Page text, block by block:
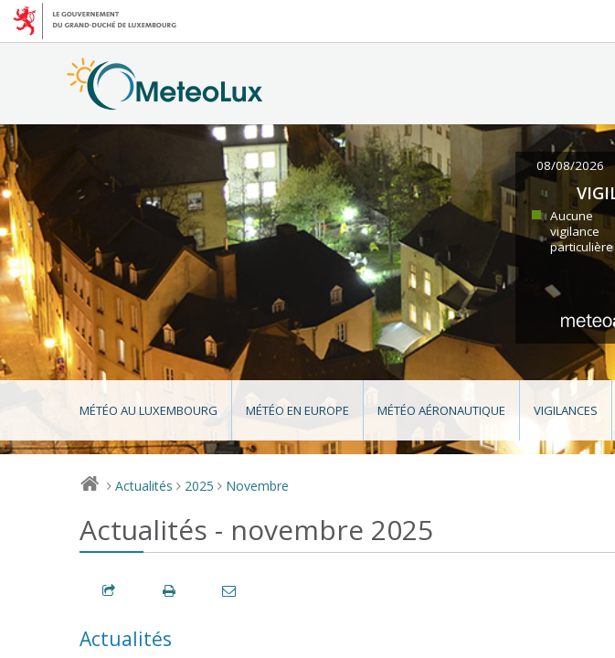
08/08/2026
Aucune
vigilance
particulière
MÉTÉO AU LUXEMBOURG MÉTÉO EN EUROPE MÉTÉO AÉRONAUTIQUE VIGILANCES
> Actualités > 2025 > Novembre
Actualités - novembre 2025
Actualités